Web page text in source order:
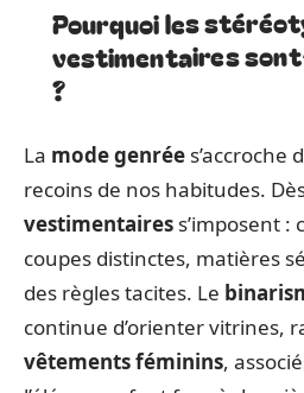
Pourquoi les
vestimentaires
?
La mode genrée s’accroche
recoins de nos habitudes.
vestimentaires s’imposent :
coupes distinctes, matières
des règles tacites. Le
continue d’orienter vitrines,
vêtements féminins,